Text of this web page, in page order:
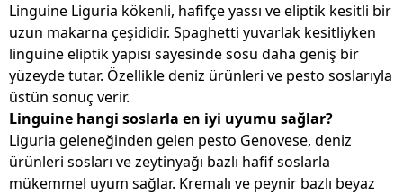
Linguine Liguria kökenli, hafifçe yassı ve eliptik kesitli bir
uzun makarna çeşididir. Spaghetti yuvarlak kesitliyken
linguine eliptik yapısı sayesinde sosu daha geniş bir
yüzeyde tutar. Özellikle deniz ürünleri ve pesto soslarıyla
üstün sonuç verir.
Linguine hangi soslarla en iyi uyumu sağlar?
Liguria geleneğinden gelen pesto Genovese, deniz
ürünleri sosları ve zeytinyağı bazlı hafif soslarla
mükemmel uyum sağlar. Kremalı ve peynir bazlı beyaz